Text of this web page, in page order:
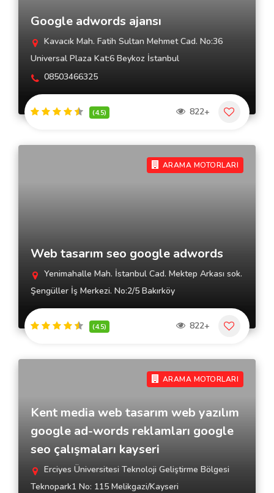
Google adwords ajansı
Kavacık Mah. Fatih Sultan Mehmet Cad. No:36
Universal Plaza Kat:6 Beykoz İstanbul
08503466325
(4.5) 822+
ARAMA MOTORLARI
Web tasarım seo google adwords
Yenimahalle Mah. İstanbul Cad. Mektep Arkası sok.
Şengüller İş Merkezi. No:2/5 Bakırköy
(4.5) 822+
ARAMA MOTORLARI
Kent media web tasarım web yazılım
google ad-words reklamları google
seo çalışmaları kayseri
Erciyes Üniversitesi Teknoloji Geliştirme Bölgesi
Teknopark1 No: 115 Melikgazi/Kayseri